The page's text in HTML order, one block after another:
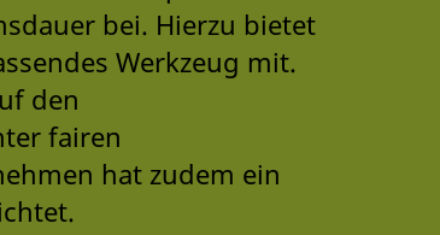
bei. Hierzu bietet
Werkzeug mit.
den
fairen
hat zudem ein